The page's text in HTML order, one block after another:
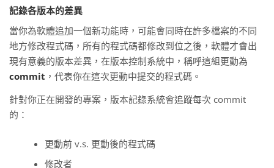
記錄各版本的差異
當你為軟體追加一個新功能時，可能會同時在許多檔案的不同
地方修改程式碼，所有的程式碼都修改到位之後，軟體才會出
現有意義的版本差異，在版本控制系統中，稱呼這組更動為
commit ，代表你在這次更動中提交的程式碼。
針對你正在開發的專案，版本記錄系統會追蹤每次 commit
的：
更動前 v.s. 更動後的程式碼
修改者